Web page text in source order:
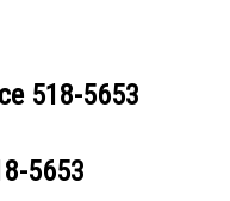
518-5653
5653